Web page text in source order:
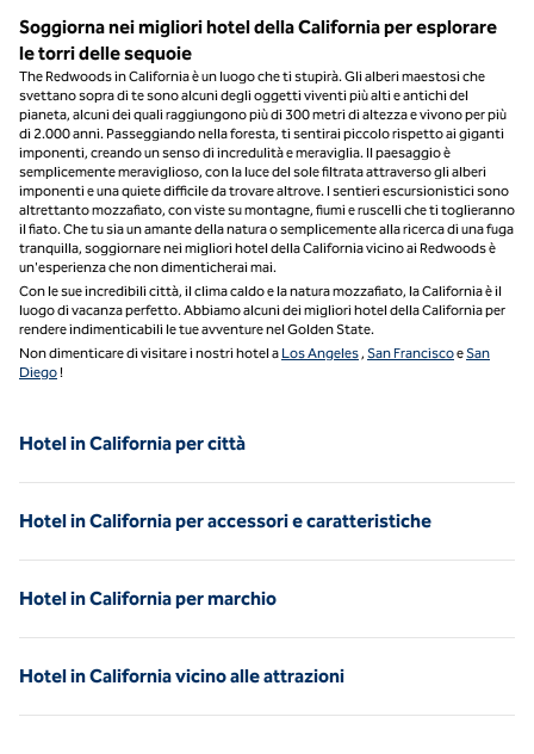
Soggiorna nei migliori hotel della California per esplorare
le torri delle sequoie
The Redwoods in California è un luogo che ti stupirà. Gli alberi maestosi che
svettano sopra di te sono alcuni degli oggetti viventi più alti e antichi del
pianeta, alcuni dei quali raggiungono più di 300 metri di altezza e vivono per più
di 2.000 anni. Passeggiando nella foresta, ti sentirai piccolo rispetto ai giganti
imponenti, creando un senso di incredulità e meraviglia. Il paesaggio è
semplicemente meraviglioso, con la luce del sole filtrata attraverso gli alberi
imponenti e una quiete difficile da trovare altrove. I sentieri escursionistici sono
altrettanto mozzafiato, con viste su montagne, fiumi e ruscelli che ti toglieranno
il fiato. Che tu sia un amante della natura o semplicemente alla ricerca di una fuga
tranquilla, soggiornare nei migliori hotel della California vicino ai Redwoods è
un'esperienza che non dimenticherai mai.
Con le sue incredibili città, il clima caldo e la natura mozzafiato, la California è il
luogo di vacanza perfetto. Abbiamo alcuni dei migliori hotel della California per
rendere indimenticabili le tue avventure nel Golden State.
Non dimenticare di visitare i nostri hotel a Los Angeles , San FranciscoeSan
Diego !
Hotel in California per città
Hotel in California per accessori e caratteristiche
Hotel in California per marchio
Hotel in California vicino alle attrazioni